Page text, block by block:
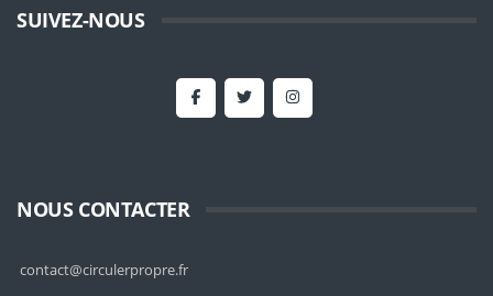
SUIVEZ-NOUS
NOUS CONTACTER
contact@circulerpropre.fr